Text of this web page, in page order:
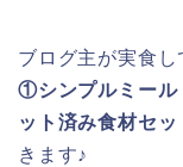
ブログ主が実食
①シンプルミール
ット済み食材セ
きます♪